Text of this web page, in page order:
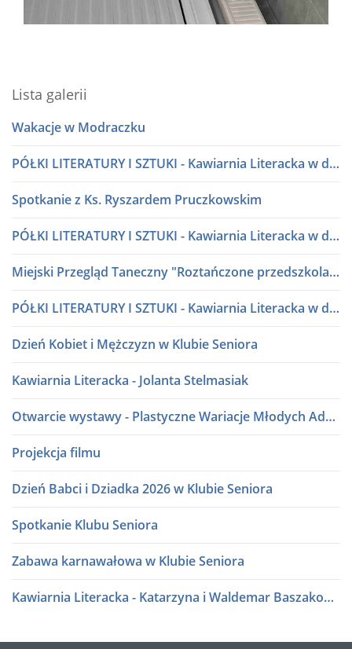
Lista galerii
Wakacje w Modraczku
PÓŁKI LITERATURY I SZTUKI - Kawiarnia Literacka w dialogu
Spotkanie z Ks. Ryszardem Pruczkowskim
PÓŁKI LITERATURY I SZTUKI - Kawiarnia Literacka w dialogu
Miejski Przegląd Taneczny "Roztańczone przedszkolaki" lata 80 i 90
PÓŁKI LITERATURY I SZTUKI - Kawiarnia Literacka w dialogu
Dzień Kobiet i Mężczyzn w Klubie Seniora
Kawiarnia Literacka - Jolanta Stelmasiak
Otwarcie wystawy - Plastyczne Wariacje Młodych Adeptów Sztuki
Projekcja filmu
Dzień Babci i Dziadka 2026 w Klubie Seniora
Spotkanie Klubu Seniora
Zabawa karnawałowa w Klubie Seniora
Kawiarnia Literacka - Katarzyna i Waldemar Baszakowie